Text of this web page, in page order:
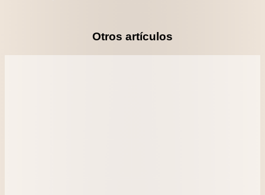
Otros artículos